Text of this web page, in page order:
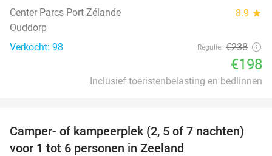
Center Parcs Port Zélande 8.9 star
Ouddorp
Verkocht: 98
Regulier €238
€198
Inclusief toeristenbelasting en bedlinnen
35%
Camper- of kampeerplek (2, 5 of 7 nachten)
voor 1 tot 6 personen in Zeeland